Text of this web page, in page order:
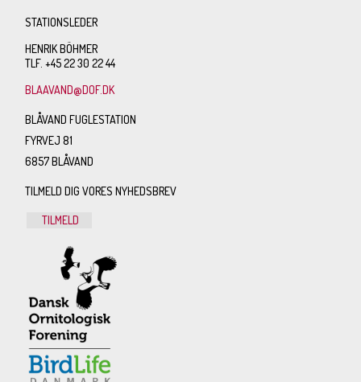
STATIONSLEDER
HENRIK BÖHMER
TLF. +45 22 30 22 44
BLAAVAND@DOF.DK
BLÅVAND FUGLESTATION
FYRVEJ 81
6857 BLÅVAND
TILMELD DIG VORES NYHEDSBREV
TILMELD